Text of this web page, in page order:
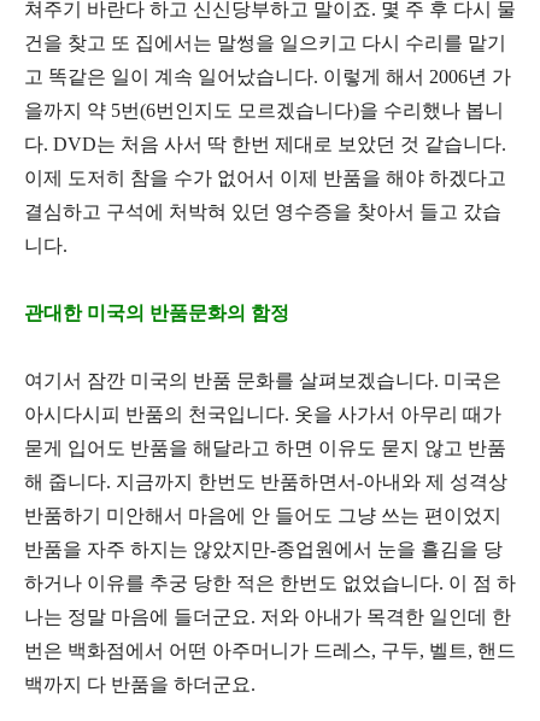
쳐주기 바란다 하고 신신당부하고 말이죠. 몇 주 후 다시 물
건을 찾고 또 집에서는 말썽을 일으키고 다시 수리를 맡기
고 똑같은 일이 계속 일어났습니다. 이렇게 해서 2006년 가
을까지 약 5번(6번인지도 모르겠습니다)을 수리했나 봅니
다. DVD는 처음 사서 딱 한번 제대로 보았던 것 같습니다.
이제 도저히 참을 수가 없어서 이제 반품을 해야 하겠다고
결심하고 구석에 처박혀 있던 영수증을 찾아서 들고 갔습
니다.
관대한 미국의 반품문화의 함정
여기서 잠깐 미국의 반품 문화를 살펴보겠습니다. 미국은
아시다시피 반품의 천국입니다. 옷을 사가서 아무리 때가
묻게 입어도 반품을 해달라고 하면 이유도 묻지 않고 반품
해 줍니다. 지금까지 한번도 반품하면서-아내와 제 성격상
반품하기 미안해서 마음에 안 들어도 그냥 쓰는 편이었지
반품을 자주 하지는 않았지만-종업원에서 눈을 흘김을 당
하거나 이유를 추궁 당한 적은 한번도 없었습니다. 이 점 하
나는 정말 마음에 들더군요. 저와 아내가 목격한 일인데 한
번은 백화점에서 어떤 아주머니가 드레스, 구두, 벨트, 핸드
백까지 다 반품을 하더군요.